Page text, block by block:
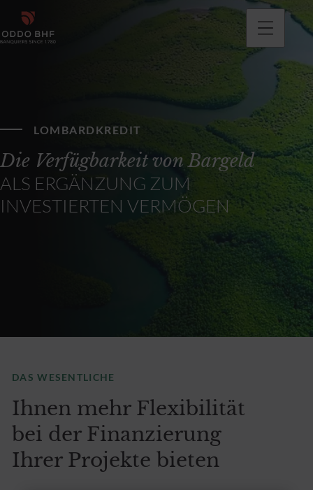
LOMBARDKREDIT
Die Verfügbarkeit von Bargeld
ALS ERGÄNZUNG ZUM
INVESTIERTEN VERMÖGEN
DAS WESENTLICHE
Ihnen mehr Flexibilität
bei der Finanzierung
Ihrer Projekte bieten